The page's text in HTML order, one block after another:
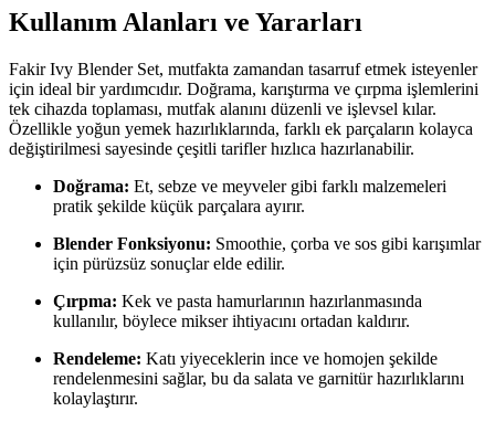
Kullanım Alanları ve Yararları
Fakir Ivy Blender Set, mutfakta zamandan tasarruf etmek isteyenler
için ideal bir yardımcıdır. Doğrama, karıştırma ve çırpma işlemlerini
tek cihazda toplaması, mutfak alanını düzenli ve işlevsel kılar.
Özellikle yoğun yemek hazırlıklarında, farklı ek parçaların kolayca
değiştirilmesi sayesinde çeşitli tarifler hızlıca hazırlanabilir.
Doğrama: Et, sebze ve meyveler gibi farklı malzemeleri
pratik şekilde küçük parçalara ayırır.
Blender Fonksiyonu: Smoothie, çorba ve sos gibi karışımlar
için pürüzsüz sonuçlar elde edilir.
Çırpma: Kek ve pasta hamurlarının hazırlanmasında
kullanılır, böylece mikser ihtiyacını ortadan kaldırır.
Rendeleme: Katı yiyeceklerin ince ve homojen şekilde
rendelenmesini sağlar, bu da salata ve garnitür hazırlıklarını
kolaylaştırır.